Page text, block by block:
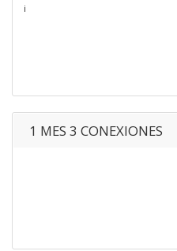
¡
1 MES 3 CONEXIONES